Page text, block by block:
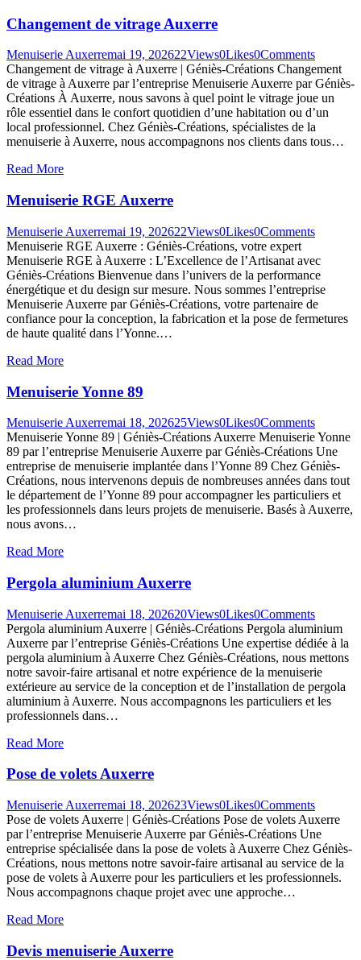
Changement de vitrage Auxerre
Menuiserie Auxerremai 19, 202622Views0Likes0Comments
Changement de vitrage à Auxerre | Géniès-Créations Changement
de vitrage à Auxerre par l’entreprise Menuiserie Auxerre par Géniès-
Créations À Auxerre, nous savons à quel point le vitrage joue un
rôle essentiel dans le confort quotidien d’une habitation ou d’un
local professionnel. Chez Géniès-Créations, spécialistes de la
menuiserie à Auxerre, nous accompagnons nos clients dans tous…
Read More
Menuiserie RGE Auxerre
Menuiserie Auxerremai 19, 202622Views0Likes0Comments
Menuiserie RGE Auxerre : Géniès-Créations, votre expert
Menuiserie RGE à Auxerre : L’Excellence de l’Artisanat avec
Géniès-Créations Bienvenue dans l’univers de la performance
énergétique et du design sur mesure. Nous sommes l’entreprise
Menuiserie Auxerre par Géniès-Créations, votre partenaire de
confiance pour la conception, la fabrication et la pose de fermetures
de haute qualité dans l’Yonne.…
Read More
Menuiserie Yonne 89
Menuiserie Auxerremai 18, 202625Views0Likes0Comments
Menuiserie Yonne 89 | Géniès-Créations Auxerre Menuiserie Yonne
89 par l’entreprise Menuiserie Auxerre par Géniès-Créations Une
entreprise de menuiserie implantée dans l’Yonne 89 Chez Géniès-
Créations, nous intervenons depuis de nombreuses années dans tout
le département de l’Yonne 89 pour accompagner les particuliers et
les professionnels dans leurs projets de menuiserie. Basés à Auxerre,
nous avons…
Read More
Pergola aluminium Auxerre
Menuiserie Auxerremai 18, 202620Views0Likes0Comments
Pergola aluminium Auxerre | Géniès-Créations Pergola aluminium
Auxerre par l’entreprise Géniès-Créations Une expertise dédiée à la
pergola aluminium à Auxerre Chez Géniès-Créations, nous mettons
notre savoir-faire artisanal et notre expérience de la menuiserie
extérieure au service de la conception et de l’installation de pergola
aluminium à Auxerre. Nous accompagnons les particuliers et les
professionnels dans…
Read More
Pose de volets Auxerre
Menuiserie Auxerremai 18, 202623Views0Likes0Comments
Pose de volets Auxerre | Géniès-Créations Pose de volets Auxerre
par l’entreprise Menuiserie Auxerre par Géniès-Créations Une
entreprise spécialisée dans la pose de volets à Auxerre Chez Géniès-
Créations, nous mettons notre savoir-faire artisanal au service de la
pose de volets à Auxerre pour les particuliers et les professionnels.
Nous accompagnons chaque projet avec une approche…
Read More
Devis menuiserie Auxerre